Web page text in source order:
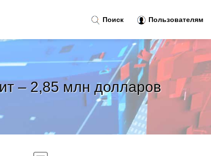
– 2,85 млн долларов
Поиск Пользователям